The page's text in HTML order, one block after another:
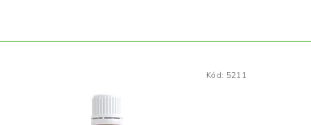
Kód: 5211